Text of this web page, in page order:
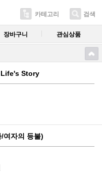
카테고리 검색
장바구니 관심상품
Life's Story
여자의 등불)